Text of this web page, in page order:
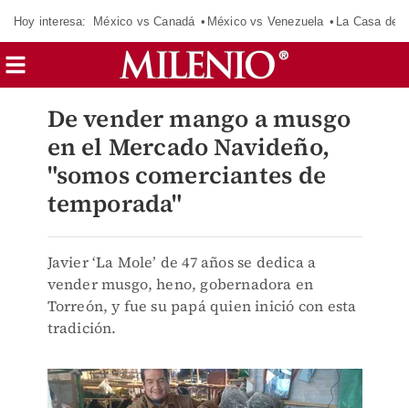
Hoy interesa: México vs Canadá México vs Venezuela La Casa de
De vender mango a musgo
en el Mercado Navideño,
"somos comerciantes de
temporada"
Javier ‘La Mole’ de 47 años se dedica a
vender musgo, heno, gobernadora en
Torreón, y fue su papá quien inició con esta
tradición.